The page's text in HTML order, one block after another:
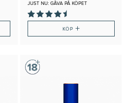
JUST NU: GÅVA PÅ KÖPET
KÖP +